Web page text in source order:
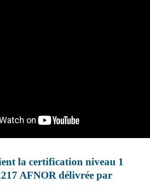
la certification niveau 1
AFNOR délivrée par